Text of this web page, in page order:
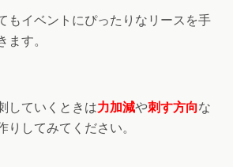
もイベントにぴったりなリースを手
す。
していくときは力加減や刺す方向な
りしてみてください。